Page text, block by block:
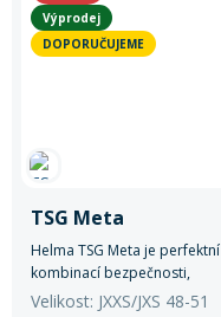
Výprodej
DOPORUČUJEME
TSG Meta
Helma TSG Meta je perfektní
kombinací bezpečnosti,
komfortu a stylu.
Velikost: JXXS/JXS 48-51